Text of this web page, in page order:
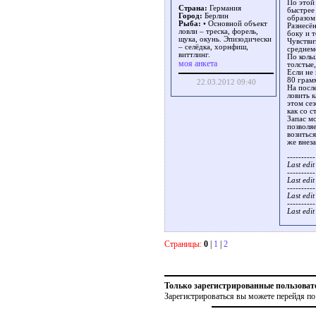
Страна: Германия
Город: Берлин
Рыба: • Основной объект
ловли – треска, форель,
щука, окунь. Эпизодически
– селёдка, хорнфиш,
виттлинг.
моя анкета
22.03.2012 09:40
По
боку и
По
Если не
80
На
ловить
этом
как со
Запас
же
----------
Last
----------
Last
----------
Last
----------
Last
Страницы: 0 | 1 | 2
Только зарегистрированные
Зарегистрироваться вы можете перейдя